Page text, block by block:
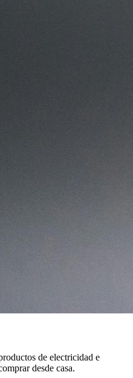
de electricidad e
desde casa.